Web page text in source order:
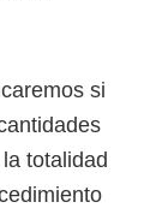
si
totalidad